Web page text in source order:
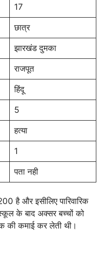
17​
छात्र
झारखंड दुमका
राजपूत
हिंदू
5
हत्या
1
पता नही
है और इसीलिए पारिवारिक
के बाद अक्सर बच्चों को
की कमाई कर लेती थी।